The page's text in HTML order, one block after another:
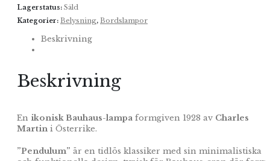
Lagerstatus: Såld
Kategorier: Belysning, Bordslampor
Beskrivning
Beskrivning
En ikonisk Bauhaus-lampa formgiven 1928 av Charles
Martin i Österrike.
”Pendulum” är en tidlös klassiker med sin minimalistiska